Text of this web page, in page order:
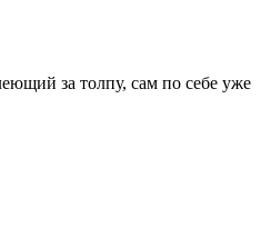
за толпу, сам по себе уже